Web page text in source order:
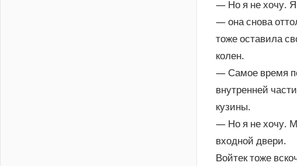
— Но я не хочу. Я
— она снова
тоже оставила
колен.
— Самое время
внутренней
кузины.
— Но я не хочу.
входной двери.
Войтек тоже